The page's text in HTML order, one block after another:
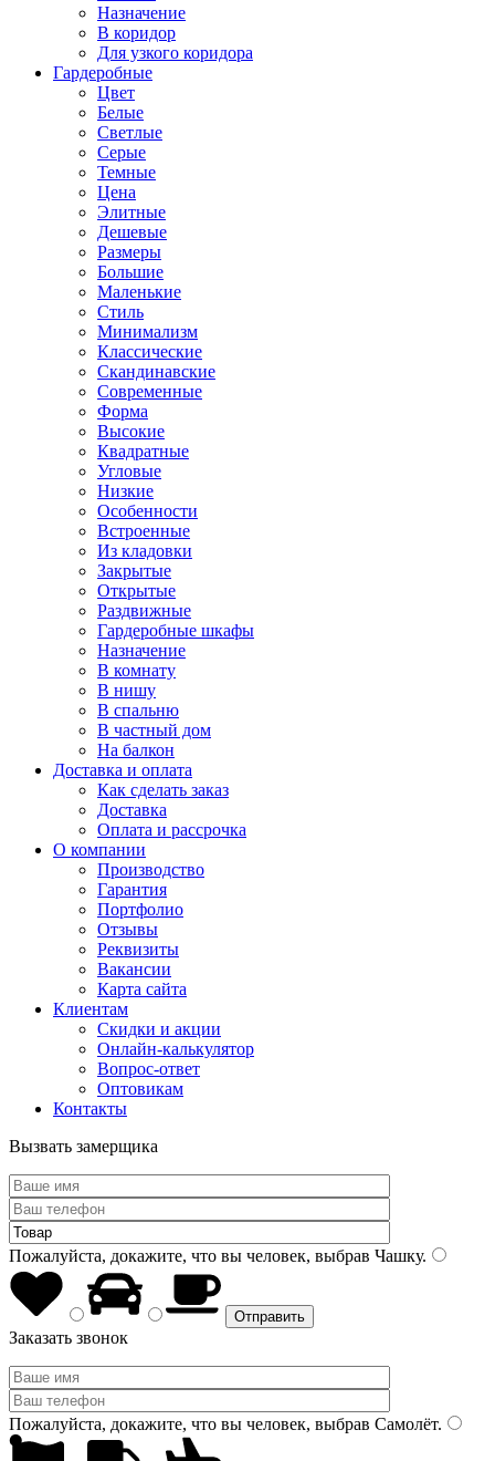
Назначение
В коридор
Для узкого коридора
Гардеробные
Цвет
Белые
Светлые
Серые
Темные
Цена
Элитные
Дешевые
Размеры
Большие
Маленькие
Стиль
Минимализм
Классические
Скандинавские
Современные
Форма
Высокие
Квадратные
Угловые
Низкие
Особенности
Встроенные
Из кладовки
Закрытые
Открытые
Раздвижные
Гардеробные шкафы
Назначение
В комнату
В нишу
В спальню
В частный дом
На балкон
Доставка и оплата
Как сделать заказ
Доставка
Оплата и рассрочка
О компании
Производство
Гарантия
Портфолио
Отзывы
Реквизиты
Вакансии
Карта сайта
Клиентам
Скидки и акции
Онлайн-калькулятор
Вопрос-ответ
Оптовикам
Контакты
Вызвать замерщика
Пожалуйста, докажите, что вы человек, выбрав Чашку.
Заказать звонок
Пожалуйста, докажите, что вы человек, выбрав Самолёт.